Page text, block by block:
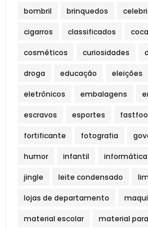
bombril brinquedos
cigarros classificados
cosméticos curiosidades
droga educação eleições
eletrônicos embalagens
escravos esportes
fortificante fotografia
humor infantil informática
jingle leite condensado
lojas de departamento
material escolar material